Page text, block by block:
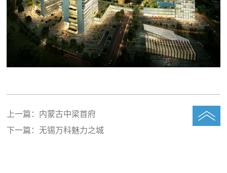
上一篇： 内蒙古中梁首府
下一篇： 无锡万科魅力之城